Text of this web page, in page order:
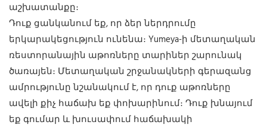
աշխատանքը։
Դուք ցանկանում եք, որ ձեր ներդրումը
երկարակեցություն ունենա։ Yumeya-ի մետաղական
ռեստորանային աթոռները տարիներ շարունակ
ծառայեն։ Մետաղական շրջանակների գերազանց
ամրությունը նշանակում է, որ դուք աթոռները
ավելի քիչ հաճախ եք փոխարինում։ Դուք խնայում
եք գումար և խուսափում հաճախակի